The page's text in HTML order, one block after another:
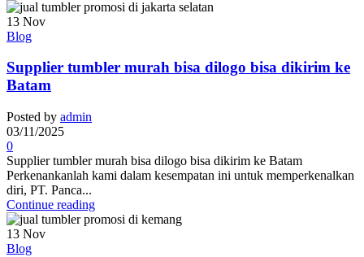
13 Nov
Blog
Supplier tumbler murah bisa dilogo bisa dikirim ke
Batam
Posted by admin
03/11/2025
0
Supplier tumbler murah bisa dilogo bisa dikirim ke Batam
Perkenankanlah kami dalam kesempatan ini untuk memperkenalkan
diri, PT. Panca...
Continue reading
13 Nov
Blog